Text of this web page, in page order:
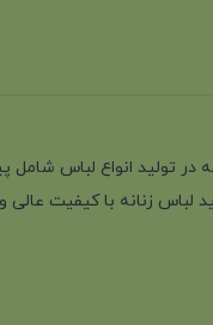
فروش لباس زنانه با بیش از 35
لباس زنانه با کیفیت